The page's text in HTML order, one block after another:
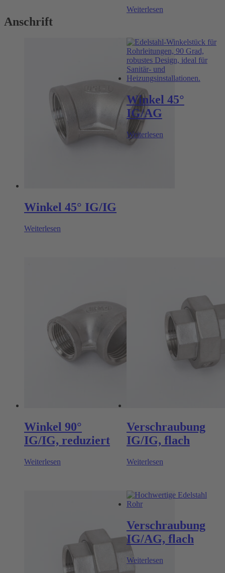
Weiterlesen
Winkel 45° IG/IG
Weiterlesen
Winkel 45°
IG/AG
Weiterlesen
Winkel 90°
IG/IG, reduziert
Weiterlesen
Verschraubung
IG/IG, flach
Weiterlesen
Verschraubung
IG/AG, flach
Weiterlesen
Anschrift